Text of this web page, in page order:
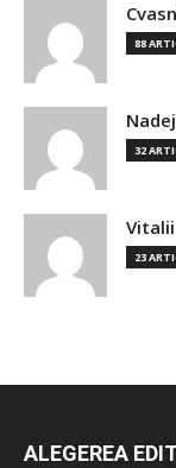
88
32
23
ALEGEREA